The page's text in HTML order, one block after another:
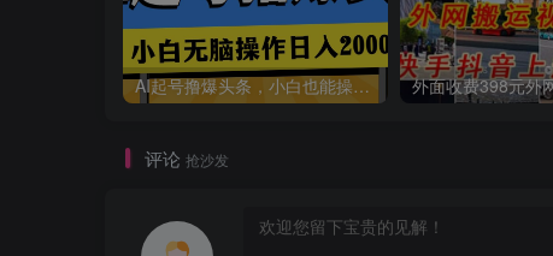
AI起号撸爆头条，小白也能操作，日入2000+
评论 抢沙发